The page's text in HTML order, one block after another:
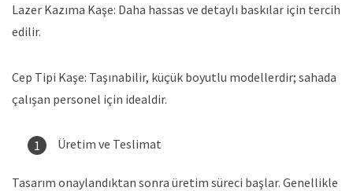
Lazer Kazıma Kaşe: Daha hassas ve detaylı baskılar için tercih
edilir.
Cep Tipi Kaşe: Taşınabilir, küçük boyutlu modellerdir; sahada
çalışan personel için idealdir.
Üretim ve Teslimat
Tasarım onaylandıktan sonra üretim süreci başlar. Genellikle